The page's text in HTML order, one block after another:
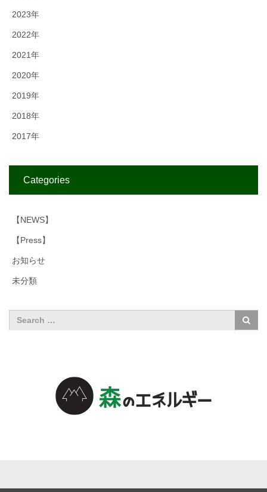
2023年
2022年
2021年
2020年
2019年
2018年
2017年
Categories
【NEWS】
【Press】
お知らせ
未分類